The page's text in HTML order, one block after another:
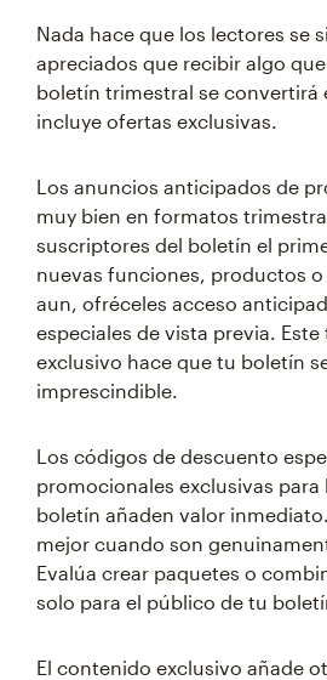
Nada hace que los lectores se
apreciados que recibir algo
boletín trimestral se convertirá
incluye ofertas exclusivas.
Los anuncios anticipados de
muy bien en formatos
suscriptores del boletín el
nuevas funciones, productos
aun, ofréceles acceso
especiales de vista previa.
exclusivo hace que tu boletín
imprescindible.
Los códigos de descuento
promocionales exclusivas
boletín añaden valor
mejor cuando son
Evalúa crear paquetes o
solo para el público de tu
El contenido exclusivo añade